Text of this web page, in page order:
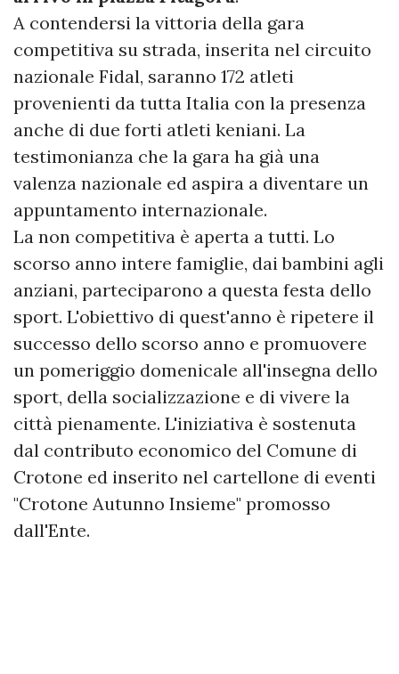
A contendersi la vittoria della gara
competitiva su strada, inserita nel circuito
nazionale Fidal, saranno 172 atleti
provenienti da tutta Italia con la presenza
anche di due forti atleti keniani. La
testimonianza che la gara ha già una
valenza nazionale ed aspira a diventare un
appuntamento internazionale.
La non competitiva è aperta a tutti. Lo
scorso anno intere famiglie, dai bambini agli
anziani, parteciparono a questa festa dello
sport. L'obiettivo di quest'anno è ripetere il
successo dello scorso anno e promuovere
un pomeriggio domenicale all'insegna dello
sport, della socializzazione e di vivere la
città pienamente. L'iniziativa è sostenuta
dal contributo economico del Comune di
Crotone ed inserito nel cartellone di eventi
"Crotone Autunno Insieme" promosso
dall'Ente.